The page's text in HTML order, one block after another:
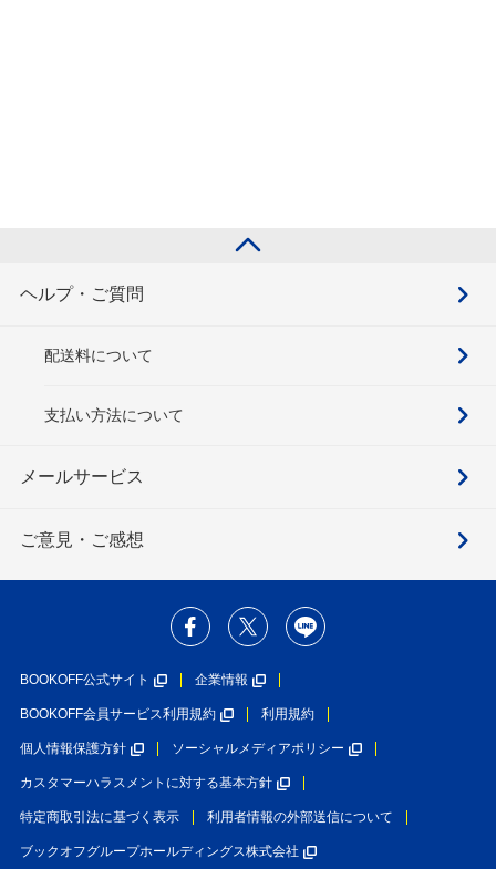
ヘルプ・ご質問
配送料について
支払い方法について
メールサービス
ご意見・ご感想
BOOKOFF公式サイト 企業情報
BOOKOFF会員サービス利用規約 利用規約
個人情報保護方針 ソーシャルメディアポリシー
カスタマーハラスメントに対する基本方針
特定商取引法に基づく表示 利用者情報の外部送信について
ブックオフグループホールディングス株式会社